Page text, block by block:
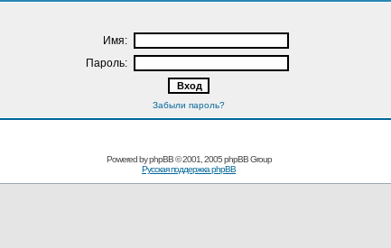
Имя:
Пароль:
Забыли пароль?
Powered byphpBB© 2001, 2005 phpBB Group
Русская поддержка phpBB